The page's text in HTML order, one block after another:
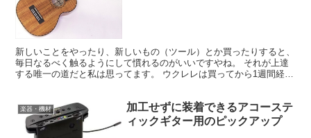
新しいことをやったり、新しいもの（ツール）とか買ったりすると、
毎日なるべく触るようにして慣れるのがいいですやね。 それが上達
する唯一の道だと私は思ってます。 ウクレレは買ってから1週間経ち
楽器・機材
加工せずに装着できるアコーステ
ィックギター用のピックアップ